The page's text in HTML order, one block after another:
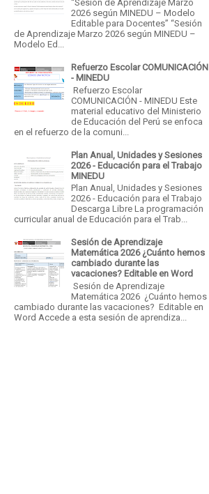
“Sesión de Aprendizaje Marzo
2026 según MINEDU – Modelo
Editable para Docentes” “Sesión
de Aprendizaje Marzo 2026 según MINEDU –
Modelo Ed...
Refuerzo Escolar COMUNICACIÓN
- MINEDU
Refuerzo Escolar
COMUNICACIÓN - MINEDU Este
material educativo del Ministerio
de Educación del Perú se enfoca
en el refuerzo de la comuni...
Plan Anual, Unidades y Sesiones
2026 - Educación para el Trabajo
MINEDU
Plan Anual, Unidades y Sesiones
2026 - Educación para el Trabajo
Descarga Libre La programación
curricular anual de Educación para el Trab...
Sesión de Aprendizaje
Matemática 2026 ¿Cuánto hemos
cambiado durante las
vacaciones? Editable en Word
Sesión de Aprendizaje
Matemática 2026 ¿Cuánto hemos
cambiado durante las vacaciones? Editable en
Word Accede a esta sesión de aprendiza...